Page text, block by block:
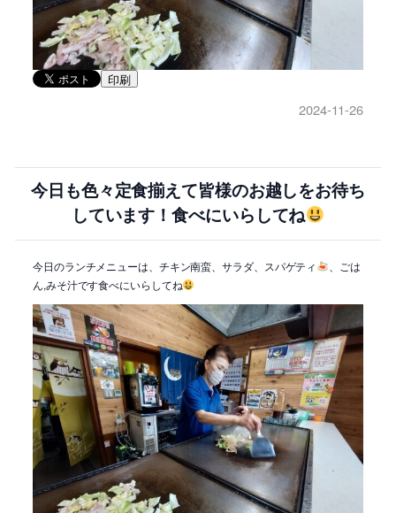
印刷
2024-11-26
今日も色々定食揃えて皆様のお越しをお待ち
しています！食べにいらしてね
今日のランチメニューは、チキン南蛮、サラダ、スパゲティ
、ごは
ん,みそ汁です食べにいらしてね